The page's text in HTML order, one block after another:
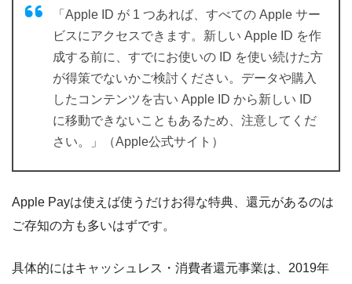
「Apple ID が 1 つあれば、すべての Apple サー
ビスにアクセスできます。新しい Apple ID を作
成する前に、すでにお使いの ID を使い続けた方
が得策でないかご検討ください。データや購入
したコンテンツを古い Apple ID から新しい ID
に移動できないこともあるため、注意してくだ
さい。」（Apple公式サイト）
Apple Payは使えば使うだけお得な特典、還元があるのは
ご存知の方も多いはずです。
具体的にはキャッシュレス・消費者還元事業は、2019年